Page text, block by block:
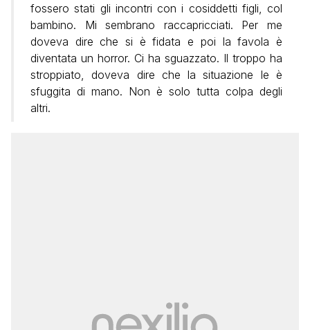
fossero stati gli incontri con i cosiddetti figli, col
bambino. Mi sembrano raccapricciati. Per me
doveva dire che si è fidata e poi la favola è
diventata un horror. Ci ha sguazzato. Il troppo ha
stroppiato, doveva dire che la situazione le è
sfuggita di mano. Non è solo tutta colpa degli
altri.